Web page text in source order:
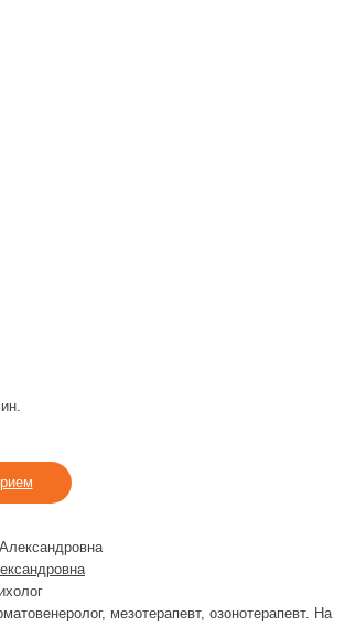
мезотерапевт, озонотерапевт. На